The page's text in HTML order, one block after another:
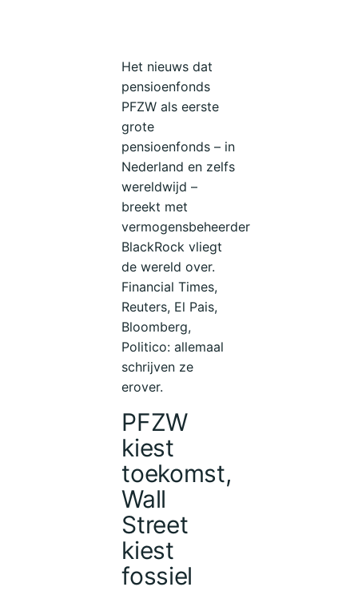
Het nieuws dat
pensioenfonds
PFZW als eerste
grote
pensioenfonds – in
Nederland en zelfs
wereldwijd –
breekt met
vermogensbeheerder
BlackRock vliegt
de wereld over.
Financial Times,
Reuters, El Pais,
Bloomberg,
Politico: allemaal
schrijven ze
erover.
PFZW
kiest
toekomst,
Wall
Street
kiest
fossiel